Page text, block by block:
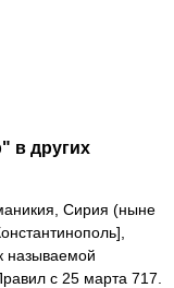
в других
Сирия (ныне
называемой
с 25 марта 717.